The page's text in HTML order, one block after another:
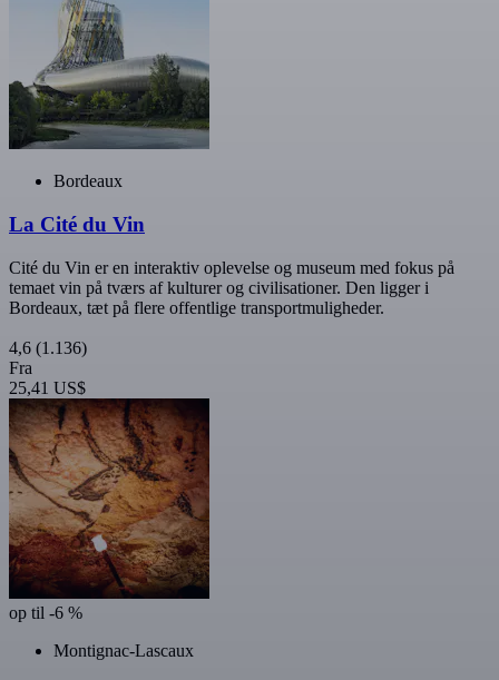
Bordeaux
La Cité du Vin
Cité du Vin er en interaktiv oplevelse og museum med fokus på
temaet vin på tværs af kulturer og civilisationer. Den ligger i
Bordeaux, tæt på flere offentlige transportmuligheder.
4,6 (1.136)
Fra
25,41 US$
op til -6 %
Montignac-Lascaux